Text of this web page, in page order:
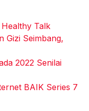
Talk
Gizi Seimbang,
2022 Senilai
BAIK Series 7